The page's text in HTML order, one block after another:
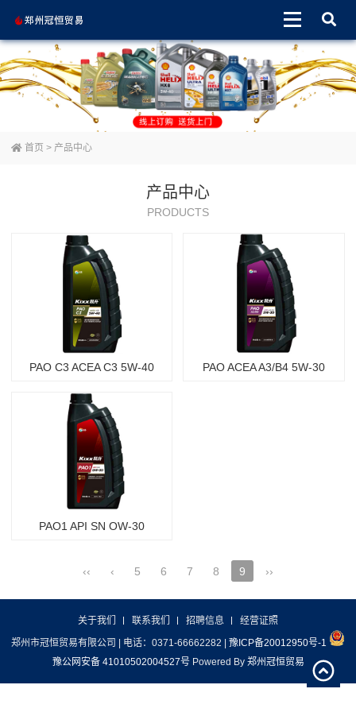
首页 > 产品中心
产品中心
PRODUCTS
PAO C3 ACEA C3 5W-40 PAO ACEA A3/B4 5W-30
PAO1 API SN OW-30
‹‹ ‹ 5 6 7 8 9 ››
关于我们 联系我们 招聘信息
经营证照
郑州市冠恒贸易有限公司 | 电话：0371-66662282 | 豫ICP备20012950号-1
豫公网安备 41010502004527号 Powered By 郑州冠恒贸易